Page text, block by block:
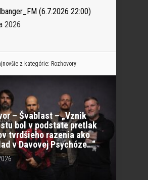
(6.7.2026 22:00)
2026
z kategórie: Rozhovory
– Švablast – „Vznik
bol v podstate pretlak
tvrdšieho razenia ako
v Davovej Psychóze…“